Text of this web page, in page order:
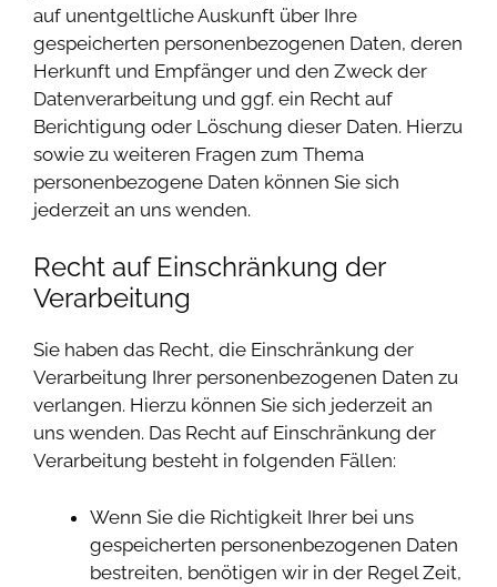
auf unentgeltliche Auskunft über Ihre
gespeicherten personenbezogenen Daten, deren
Herkunft und Empfänger und den Zweck der
Datenverarbeitung und ggf. ein Recht auf
Berichtigung oder Löschung dieser Daten. Hierzu
sowie zu weiteren Fragen zum Thema
personenbezogene Daten können Sie sich
jederzeit an uns wenden.
Recht auf Einschränkung der
Verarbeitung
Sie haben das Recht, die Einschränkung der
Verarbeitung Ihrer personenbezogenen Daten zu
verlangen. Hierzu können Sie sich jederzeit an
uns wenden. Das Recht auf Einschränkung der
Verarbeitung besteht in folgenden Fällen:
Wenn Sie die Richtigkeit Ihrer bei uns
gespeicherten personenbezogenen Daten
bestreiten, benötigen wir in der Regel Zeit,